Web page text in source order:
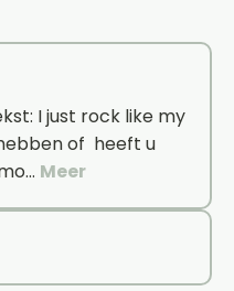
I just rock like my
of heeft u
Meer